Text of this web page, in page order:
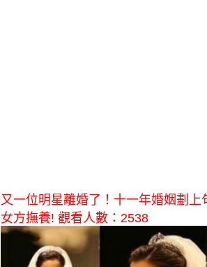
又一位明星離婚了！十一年婚姻劃上
女方撫養! 觀看人數：2538